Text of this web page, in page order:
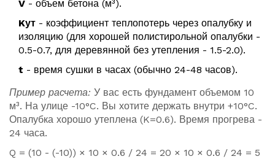
V - объем бетона (м³).
Kут - коэффициент теплопотерь через опалубку и
изоляцию (для хорошей полистирольной опалубки -
0.5-0.7, для деревянной без утепления - 1.5-2.0).
t - время сушки в часах (обычно 24-48 часов).
Пример расчета: У вас есть фундамент объемом 10
м³. На улице -10°C. Вы хотите держать внутри +10°C.
Опалубка хорошо утеплена (K=0.6). Время прогрева -
24 часа.
Q = (10 - (-10)) × 10 × 0.6 / 24 = 20 × 10 × 0.6 / 24 = 5